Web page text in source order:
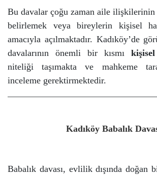
Bu davalar çoğu zaman aile ilişkilerinin
belirlemek veya bireylerin kişisel
amacıyla açılmaktadır. Kadıköy’de
davalarının önemli bir kısmı
niteliği taşımakta ve mahkeme
inceleme gerektirmektedir.
Kadıköy Babalık
Babalık davası, evlilik dışında doğan